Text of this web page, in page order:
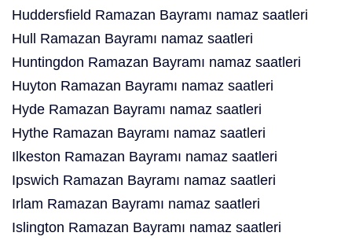
Huddersfield Ramazan Bayramı namaz saatleri
Hull Ramazan Bayramı namaz saatleri
Huntingdon Ramazan Bayramı namaz saatleri
Huyton Ramazan Bayramı namaz saatleri
Hyde Ramazan Bayramı namaz saatleri
Hythe Ramazan Bayramı namaz saatleri
Ilkeston Ramazan Bayramı namaz saatleri
Ipswich Ramazan Bayramı namaz saatleri
Irlam Ramazan Bayramı namaz saatleri
Islington Ramazan Bayramı namaz saatleri